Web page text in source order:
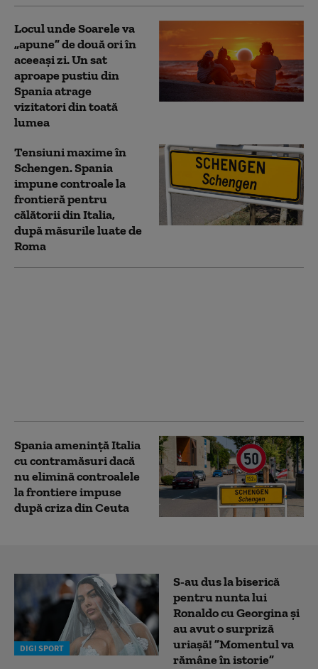
Locul unde Soarele va
„apune” de două ori în
aceeași zi. Un sat
aproape pustiu din
Spania atrage
vizitatori din toată
lumea
Tensiuni maxime în
Schengen. Spania
impune controale la
frontieră pentru
călătorii din Italia,
după măsurile luate de
Roma
Spania ameninţă Italia
cu contramăsuri dacă
nu elimină controalele
la frontiere impuse
după criza din Ceuta
DIGI SPORT
S-au dus la biserică
pentru nunta lui
Ronaldo cu Georgina și
au avut o surpriză
uriașă! ”Momentul va
rămâne în istorie”